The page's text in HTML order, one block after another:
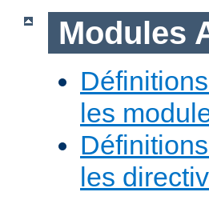
Modules
les
les